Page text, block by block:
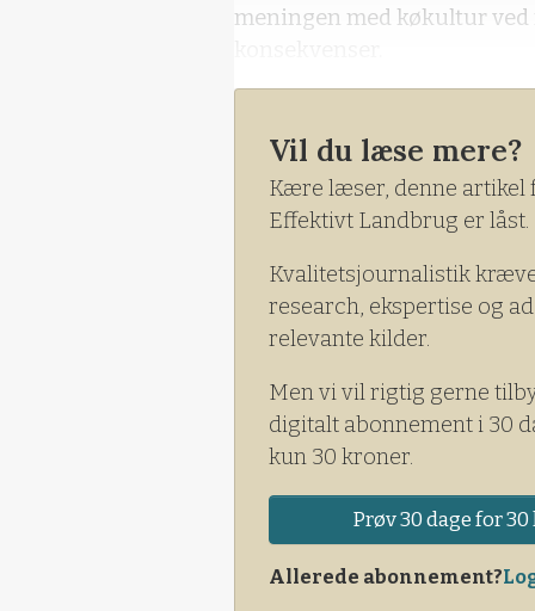
meningen med køkultur
Vil du læse mere?
Kære læser, denne artikel
Effektivt Landbrug er låst.
Kvalitetsjournalistik
research, ekspertise og
relevante kilder.
Men vi vil rigtig gerne
digitalt abonnement i 30
kun 30 kroner.
Prøv 30 dage for
Allerede abonnement?